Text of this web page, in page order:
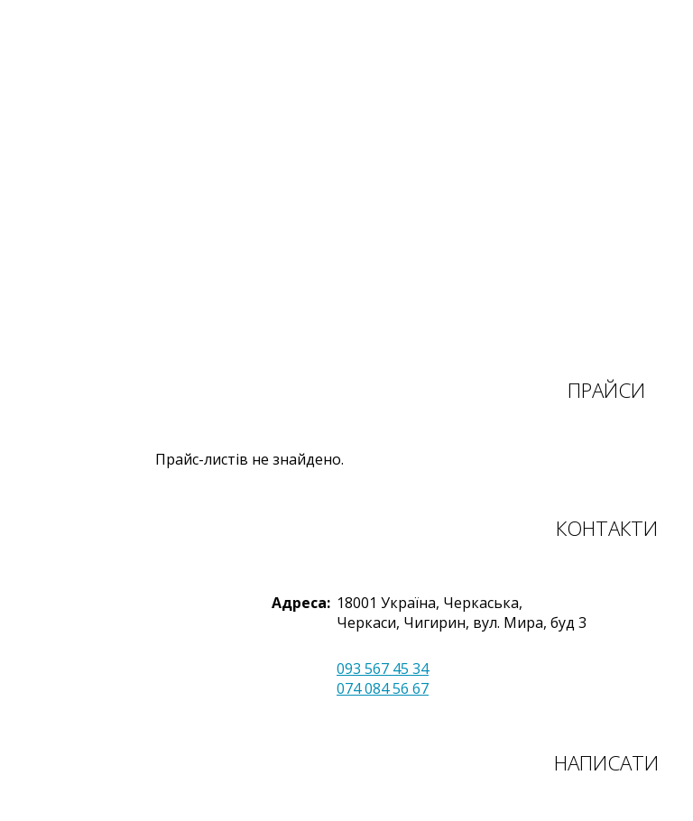
ПРАЙСИ
Прайс-листів не знайдено.
КОНТАКТИ
Адреса: 18001 Україна, Черкаська,
Черкаси, Чигирин, вул. Мира, буд 3
093 567 45 34
074 084 56 67
НАПИСАТИ